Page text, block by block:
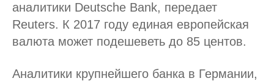
аналитики Deutsche Bank, передает
Reuters. К 2017 году единая европейская
валюта может подешеветь до 85 центов.
Аналитики крупнейшего банка в Германии,